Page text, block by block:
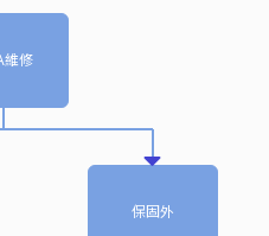
維修
保固外